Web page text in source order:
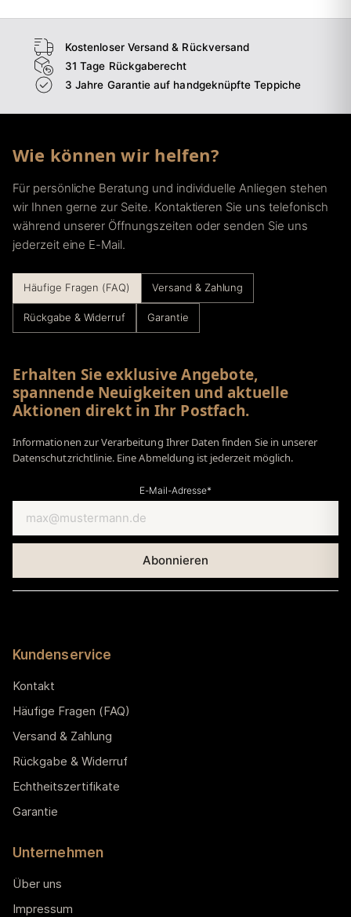
Kostenloser Versand & Rückversand
31 Tage Rückgaberecht
3 Jahre Garantie auf handgeknüpfte Teppiche
Wie können wir helfen?
Für persönliche Beratung und individuelle Anliegen stehen
wir Ihnen gerne zur Seite. Kontaktieren Sie uns telefonisch
während unserer Öffnungszeiten oder senden Sie uns
jederzeit eine E-Mail.
Häufige Fragen (FAQ) Versand & Zahlung
Rückgabe & Widerruf Garantie
Erhalten Sie exklusive Angebote,
spannende Neuigkeiten und aktuelle
Aktionen direkt in Ihr Postfach.
Informationen zur Verarbeitung Ihrer Daten finden Sie in unserer
Datenschutzrichtlinie. Eine Abmeldung ist jederzeit möglich.
E-Mail-Adresse*
Kundenservice
Kontakt
Häufige Fragen (FAQ)
Versand & Zahlung
Rückgabe & Widerruf
Echtheitszertifikate
Garantie
Unternehmen
Über uns
Impressum